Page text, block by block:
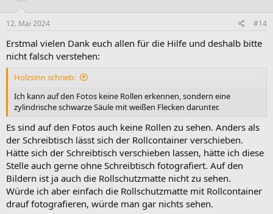
12. Mai 2024 #14
Erstmal vielen Dank euch allen für die Hilfe und deshalb bitte
nicht falsch verstehen:
Holzsinn schrieb:
Ich kann auf den Fotos keine Rollen erkennen, sondern eine
zylindrische schwarze Säule mit weißen Flecken darunter.
Es sind auf den Fotos auch keine Rollen zu sehen. Anders als
der Schreibtisch lässt sich der Rollcontainer verschieben.
Hätte sich der Schreibtisch verschieben lassen, hätte ich diese
Stelle auch gerne ohne Schreibtisch fotografiert. Auf den
Bildern ist ja auch die Rollschutzmatte nicht zu sehen.
Würde ich aber einfach die Rollschutzmatte mit Rollcontainer
drauf fotografieren, würde man gar nichts sehen.